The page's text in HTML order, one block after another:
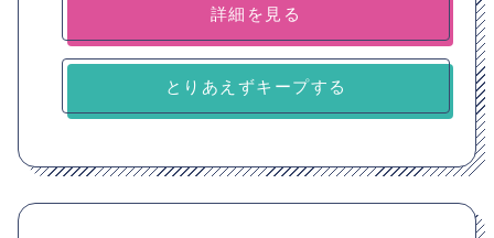
詳細を見る
とりあえずキープする